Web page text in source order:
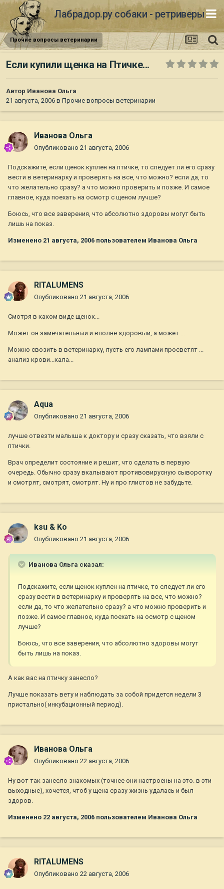
Лабрадор.ру собаки - ретриверы
Прочие вопросы ветеринарии
Если купили щенка на Птичке...
Автор Иванова Ольга
21 августа, 2006 в Прочие вопросы ветеринарии
Иванова Ольга
Опубликовано 21 августа, 2006
Подскажите, если щенок куплен на птичке, то следует ли его сразу
вести в ветеринарку и проверять на все, что можно? если да, то
что желательно сразу? а что можно проверить и позже. И самое
главное, куда поехать на осмотр с щеном лучше?
Боюсь, что все заверения, что абсолютно здоровы могут быть
лишь на показ.
Изменено 21 августа, 2006 пользователем Иванова Ольга
RITALUMENS
Опубликовано 21 августа, 2006
Смотря в каком виде щенок...
Может он замечательный и вполне здоровый, а может ...
Можно свозить в ветеринарку, пусть его лампами просветят ...
анализ крови...кала...
Aqua
Опубликовано 21 августа, 2006
лучше отвезти малыша к доктору и сразу сказать, что взяли с
птички.
Врач определит состояние и решит, что сделать в первую
очередь. Обычно сразу вкалывают противовирусную сыворотку
и смотрят, смотрят, смотрят. Ну и про глистов не забудьте.
ksu & Ko
Опубликовано 21 августа, 2006
Иванова Ольга сказал:
Подскажите, если щенок куплен на птичке, то следует ли его
сразу вести в ветеринарку и проверять на все, что можно?
если да, то что желательно сразу? а что можно проверить и
позже. И самое главное, куда поехать на осмотр с щеном
лучше?
Боюсь, что все заверения, что абсолютно здоровы могут
быть лишь на показ.
А как вас на птичку занесло?
Лучше показать вету и наблюдать за собой придется недели 3
пристально( инкубационный период).
Иванова Ольга
Опубликовано 22 августа, 2006
Ну вот так занесло знакомых (точнее они настроены на это. в эти
выходные), хочется, чтоб у щена сразу жизнь удалась и был
здоров.
Изменено 22 августа, 2006 пользователем Иванова Ольга
RITALUMENS
Опубликовано 22 августа, 2006